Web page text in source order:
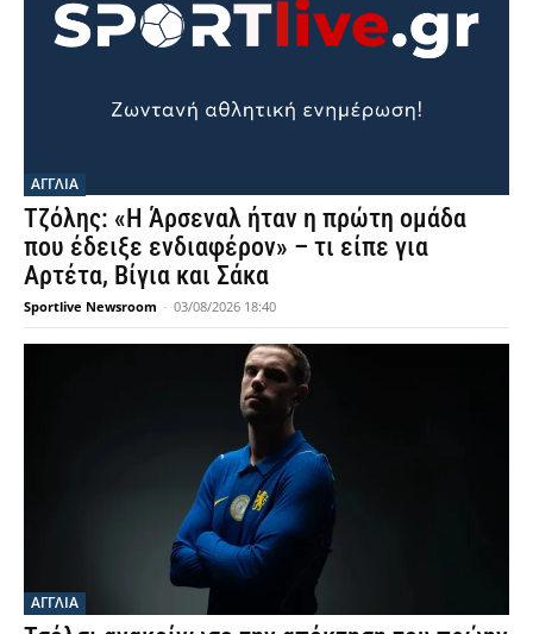
ΑΓΓΛΙΑ
Τζόλης: «Η Άρσεναλ ήταν η πρώτη ομάδα
που έδειξε ενδιαφέρον» – τι είπε για
Αρτέτα, Βίγια και Σάκα
Sportlive Newsroom - 03/08/2026 18:40
ΑΓΓΛΙΑ